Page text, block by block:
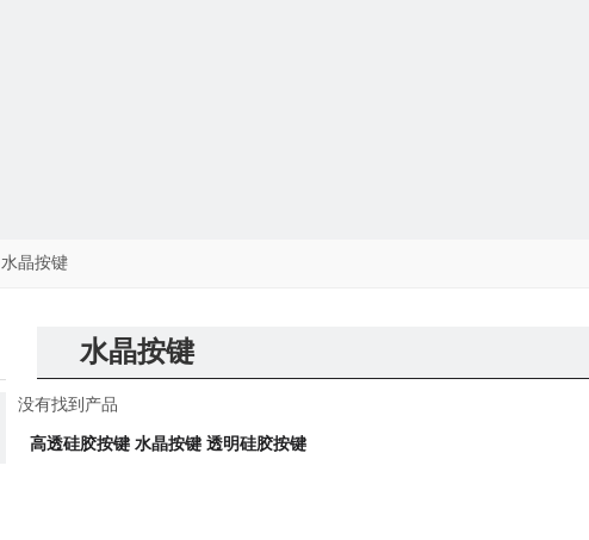
水晶按键
水晶按键
没有找到产品
高透硅胶按键 水晶按键 透明硅胶按键